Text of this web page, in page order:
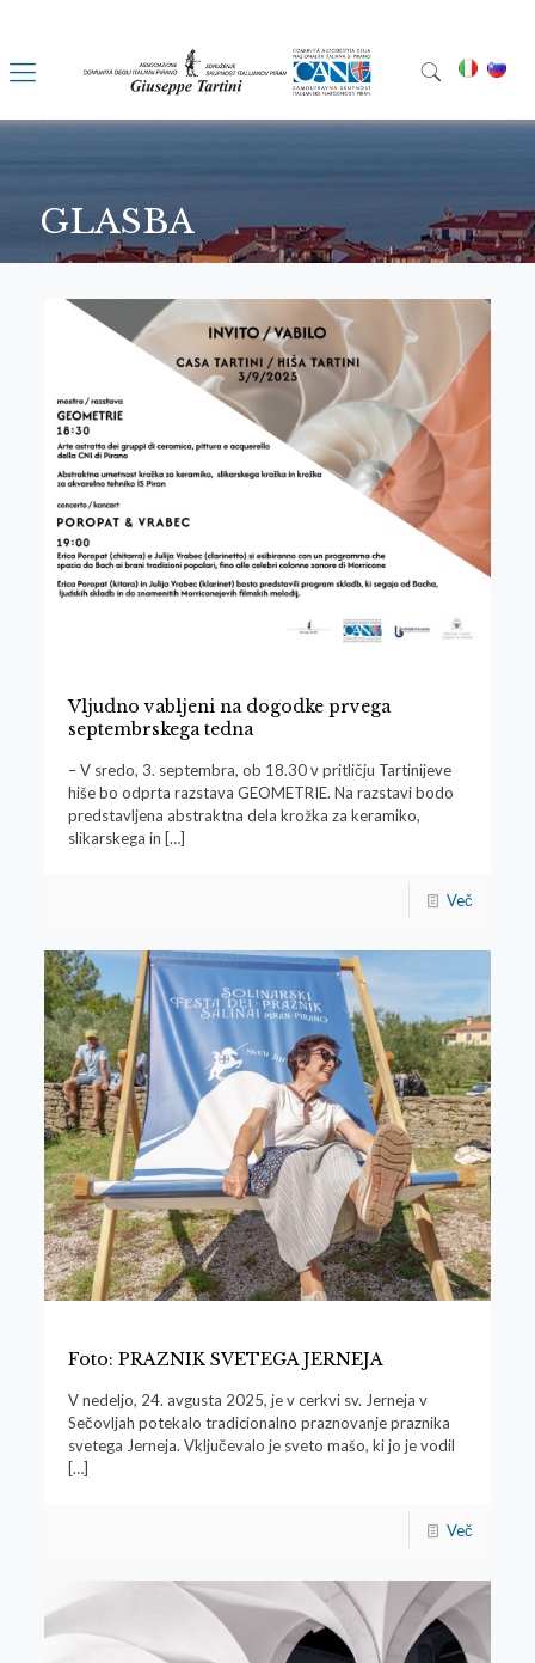
GLASBA
Vljudno vabljeni na dogodke prvega
septembrskega tedna
– V sredo, 3. septembra, ob 18.30 v pritličju Tartinijeve
hiše bo odprta razstava GEOMETRIE. Na razstavi bodo
predstavljena abstraktna dela krožka za keramiko,
slikarskega in […]
Več
Foto: PRAZNIK SVETEGA JERNEJA
V nedeljo, 24. avgusta 2025, je v cerkvi sv. Jerneja v
Sečovljah potekalo tradicionalno praznovanje praznika
svetega Jerneja. Vključevalo je sveto mašo, ki jo je vodil
[…]
Več